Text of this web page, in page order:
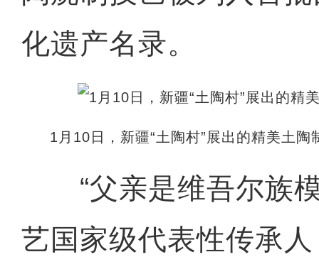
化遗产名录。
1月10日，新疆“土陶村”展出的精美土
“父亲是维吾尔族模
艺国家级代表性传承